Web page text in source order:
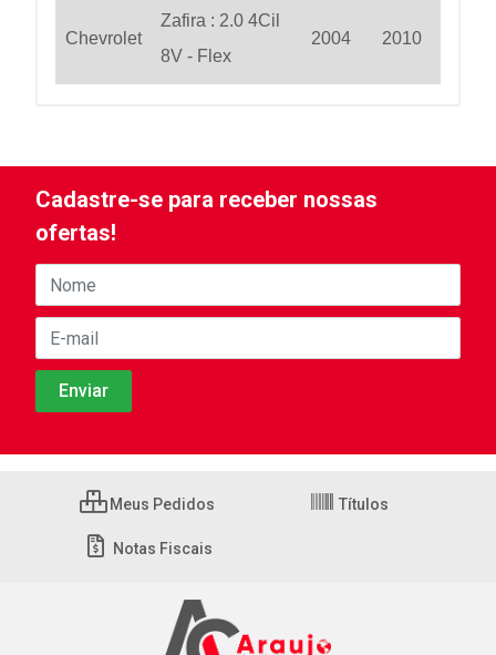
Chevrolet
Zafira : 2.0 4Cil
8V - Flex
2004 2010
Cadastre-se para receber nossas
ofertas!
Meus Pedidos Títulos
Notas Fiscais